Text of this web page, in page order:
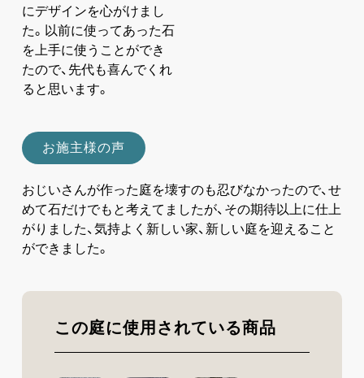
にデザインを心がけまし
た。以前に使ってあった石
を上手に使うことができ
たので、先代も喜んでくれ
ると思います。
お施主様の声
おじいさんが作った庭を壊すのも忍びなかったので、せ
めて石だけでもと考えてましたが、その期待以上に仕上
がりました、気持よく新しい家、新しい庭を迎えること
ができました。
この庭に使用されている商品